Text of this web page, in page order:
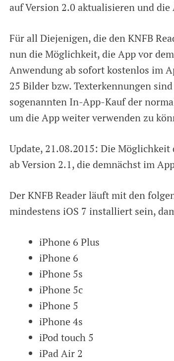
auf Version 2.0 aktualisieren und
Für all Diejenigen, die den KNFB
nun die Möglichkeit, die App vor
Anwendung ab sofort kostenlos im
25 Bilder bzw. Texterkennungen
sogenannten In-App-Kauf der
um die App weiter verwenden zu
Update, 21.08.2015: Die
ab Version 2.1, die demnächst im
Der KNFB Reader läuft mit den
mindestens iOS 7 installiert sein,
iPhone 6 Plus
iPhone 6
iPhone 5s
iPhone 5c
iPhone 5
iPhone 4s
iPod touch 5
iPad Air 2